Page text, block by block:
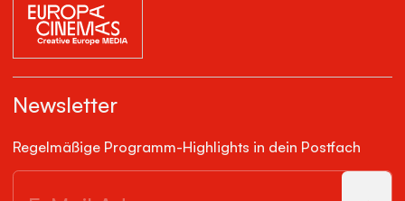
Newsletter
Regelmäßige Programm-Highlights in dein Postfach